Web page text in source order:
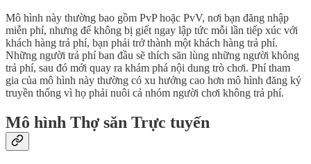
Mô hình này thường bao gồm PvP hoặc PvV, nơi bạn đăng nhập
miễn phí, nhưng để không bị giết ngay lập tức mỗi lần tiếp xúc với
khách hàng trả phí, bạn phải trở thành một khách hàng trả phí.
Những người trả phí ban đầu sẽ thích săn lùng những người không
trả phí, sau đó mới quay ra khám phá nội dung trò chơi. Phí tham
gia của mô hình này thường có xu hướng cao hơn mô hình đăng ký
truyền thống vì họ phải nuôi cả nhóm người chơi không trả phí.
Mô hình Thợ săn Trực tuyến